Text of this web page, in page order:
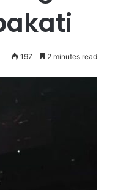
197 2 minutes read